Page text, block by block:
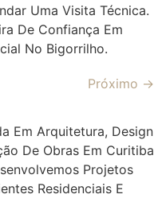
Uma Visita Técnica.
De Confiança Em
No Bigorrilho.
Próximo →
Em Arquitetura, Design
De Obras Em Curitiba
Projetos
Residenciais E